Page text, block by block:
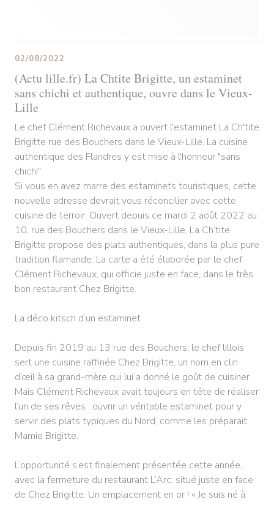
(Actu lille.fr) La Chtite Brigitte, un estaminet
sans chichi et authentique, ouvre dans le Vieux-
Lille
02/08/2022
Le chef Clément Richevaux a ouvert l'estaminet La Ch'tite
Brigitte rue des Bouchers dans le Vieux-Lille. La cuisine
authentique des Flandres y est mise à l'honneur "sans
chichi".
Si vous en avez marre des estaminets touristiques, cette
nouvelle adresse devrait vous réconcilier avec cette
cuisine de terroir. Ouvert depuis ce mardi 2 août 2022 au
10, rue des Bouchers dans le Vieux-Lille, La Ch’tite
Brigitte propose des plats authentiques, dans la plus pure
tradition flamande. La carte a été élaborée par le chef
Clément Richevaux, qui officie juste en face, dans le très
bon restaurant Chez Brigitte.
La déco kitsch d’un estaminet
Depuis fin 2019 au 13 rue des Bouchers, le chef lillois
sert une cuisine raffinée Chez Brigitte, un nom en clin
d’œil à sa grand-mère qui lui a donné le goût de cuisiner.
Mais Clément Richevaux avait toujours en tête de réaliser
l’un de ses rêves : ouvrir un véritable estaminet pour y
servir des plats typiques du Nord, comme les préparait
Mamie Brigitte.
L’opportunité s’est finalement présentée cette année,
avec la fermeture du restaurant L’Arc, situé juste en face
de Chez Brigitte. Un emplacement en or ! « Je suis né à